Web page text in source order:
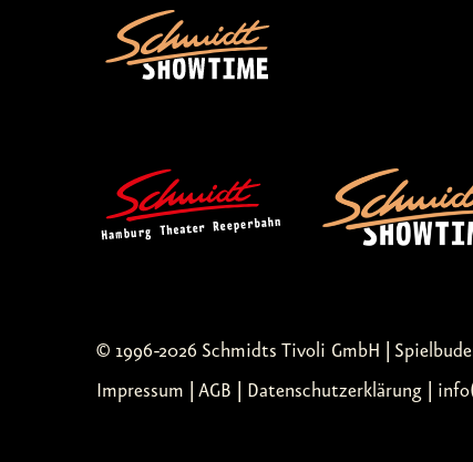
© 1996-2026 Schmidts Tivoli GmbH |
Impressum
AGB Datenschutzerklärung |